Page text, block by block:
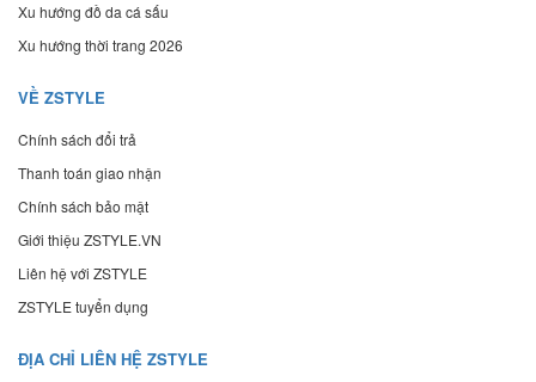
Xu hướng đồ da cá sấu
Xu hướng thời trang 2026
VỀ ZSTYLE
Chính sách đổi trả
Thanh toán giao nhận
Chính sách bảo mật
Giới thiệu ZSTYLE.VN
Liên hệ với ZSTYLE
ZSTYLE tuyển dụng
ĐỊA CHỈ LIÊN HỆ ZSTYLE